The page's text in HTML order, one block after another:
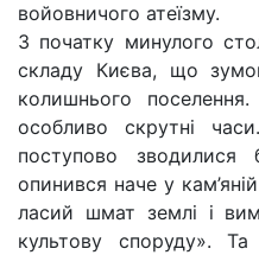
войовничого атеїзму.
З початку минулого
складу Києва, що
колишнього
особливо скрутні
поступово зводилися
опинився наче у
ласий шмат землі і
культову споруду».